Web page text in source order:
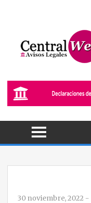
30 noviembre, 2022 -